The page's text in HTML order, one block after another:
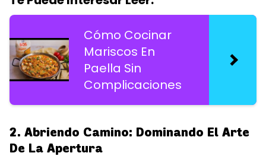
Cómo Cocinar
Mariscos En
Paella Sin
Complicaciones
2. Abriendo Camino: Dominando El Arte
De La Apertura